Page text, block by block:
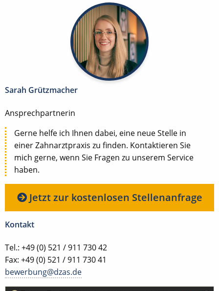
Sarah Grützmacher
Ansprechpartnerin
Gerne helfe ich Ihnen dabei, eine neue Stelle in
einer Zahnarztpraxis zu finden. Kontaktieren Sie
mich gerne, wenn Sie Fragen zu unserem Service
haben.
Jetzt zur kostenlosen Stellenanfrage
Kontakt
Tel.: +49 (0) 521 / 911 730 42
Fax: +49 (0) 521 / 911 730 41
bewerbung@dzas.de